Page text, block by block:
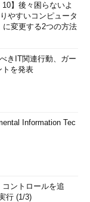
10】後々困らないよ
やすいコンピュータ
に変更する2つの方法
きIT関連行動、ガー
トを発表
Information Tec
ントロールを追
行 (1/3)